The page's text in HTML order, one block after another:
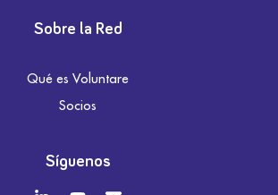
Sobre la Red
Qué es Voluntare
Socios
Síguenos